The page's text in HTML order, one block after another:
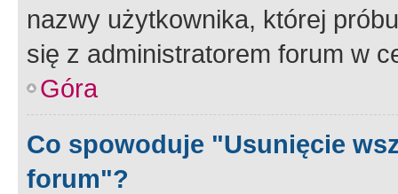
nazwy użytkownika, której
się z administratorem forum w
Góra
Co spowoduje "Usunięcie
forum"?